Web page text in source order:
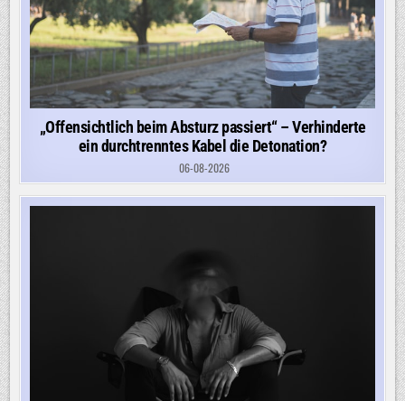
„Offensichtlich beim Absturz passiert“ – Verhinderte
ein durchtrenntes Kabel die Detonation?
06-08-2026